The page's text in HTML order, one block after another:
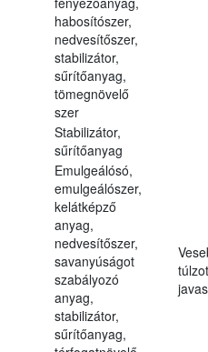
habosítószer,
nedvesítőszer,
stabilizátor,
sűrítőanyag,
tömegnövelő
szer
Stabilizátor,
sűrítőanyag
Emulgeálósó,
emulgeálószer,
kelátképző
anyag,
nedvesítőszer,
savanyúságot
szabályozó
anyag,
stabilizátor,
sűrítőanyag,